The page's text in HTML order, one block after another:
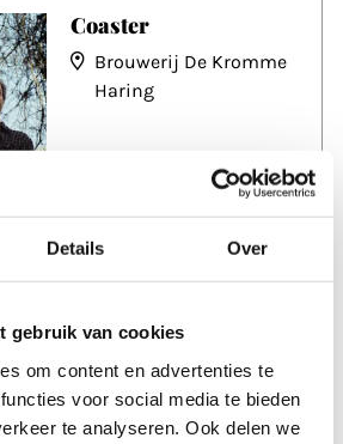
Details Over
gebruik van cookies
om content en advertenties te
voor social media te bieden
te analyseren. Ook delen we
Coaster
Brouwerij De Kromme
Haring
okt